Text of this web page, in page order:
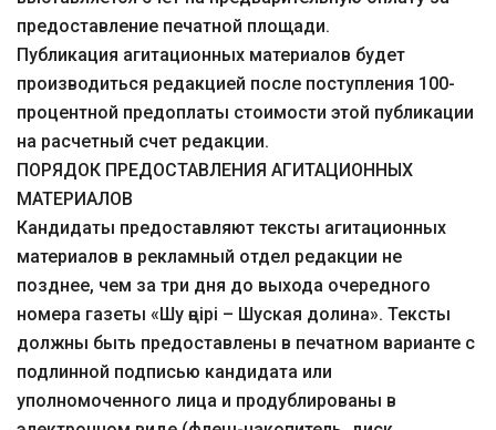
предоставление печатной площади.
Публикация агитационных материалов будет
производиться редакцией после поступления 100-
процентной предоплаты стоимости этой публикации
на расчетный счет редакции.
ПОРЯДОК ПРЕДОСТАВЛЕНИЯ АГИТАЦИОННЫХ
МАТЕРИАЛОВ
Кандидаты предоставляют тексты агитационных
материалов в рекламный отдел редакции не
позднее, чем за три дня до выхода очередного
номера газеты «Шу өңірі – Шуская долина». Тексты
должны быть предоставлены в печатном варианте с
подлинной подписью кандидата или
уполномоченного лица и продублированы в